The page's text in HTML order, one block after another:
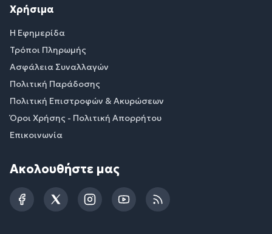
Χρήσιμα
Η Εφημερίδα
Τρόποι Πληρωμής
Ασφάλεια Συναλλαγών
Πολιτική Παράδοσης
Πολιτική Επιστροφών & Ακυρώσεων
Όροι Χρήσης - Πολιτική Απορρήτου
Επικοινωνία
Ακολουθήστε μας
FacebookTwitterInstagramYouTubeRSS